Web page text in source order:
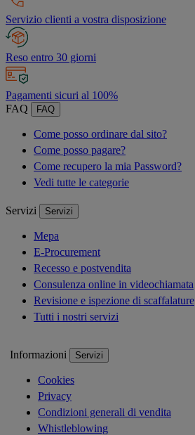
Servizio clienti a vostra disposizione
Reso entro 30 giorni
Pagamenti sicuri al 100%
FAQ
FAQ
Come posso ordinare dal sito?
Come posso pagare?
Come recupero la mia Password?
Vedi tutte le categorie
Servizi Servizi
Mepa
E-Procurement
Recesso e postvendita
Consulenza online in videochiamata
Revisione e ispezione di scaffalature
Tutti i nostri servizi
Informazioni Servizi
Cookies
Privacy
Condizioni generali di vendita
Whistleblowing